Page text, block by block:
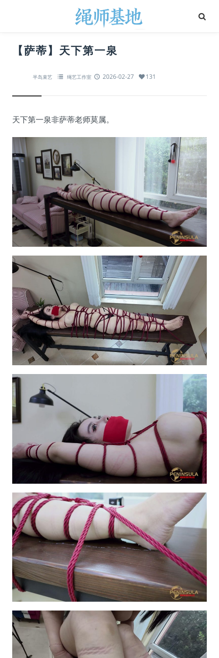
【萨蒂】天下第一泉
半岛束艺 绳艺工作室 2026-02-27 131
天下第一泉非萨蒂老师莫属。